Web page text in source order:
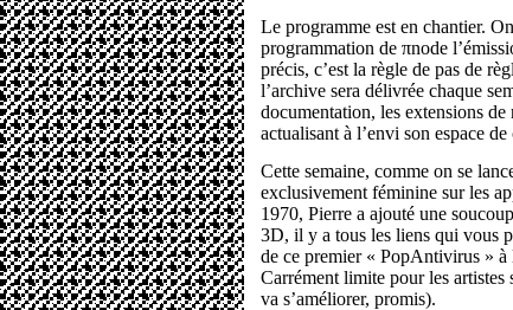
Le programme est en chantier.
programmation de πnode
précis, c’est la règle de pas de
l’archive sera délivrée chaque
documentation, les extensions
actualisant à l’envi son espace
Cette semaine, comme on se
exclusivement féminine sur les
1970, Pierre a ajouté une
3D, il y a tous les liens qui vous
de ce premier « PopAntivirus »
Carrément limite pour les artistes
va s’améliorer, promis).